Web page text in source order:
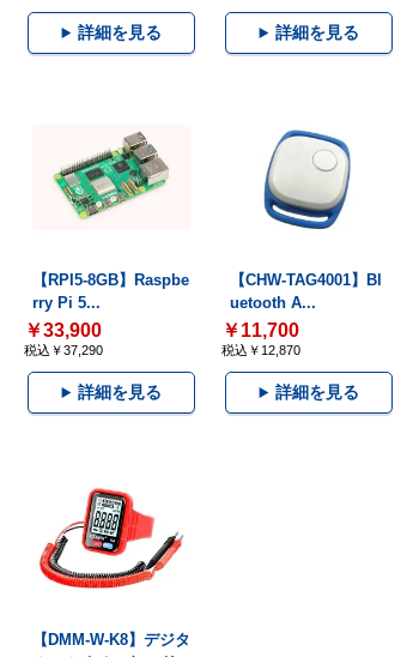
詳細を見る 詳細を見る
【RPI5-8GB】Raspbe
rry Pi 5...
￥33,900
税込￥37,290
詳細を見る
【CHW-TAG4001】Bl
uetooth A...
￥11,700
税込￥12,870
詳細を見る
【DMM-W-K8】デジタ